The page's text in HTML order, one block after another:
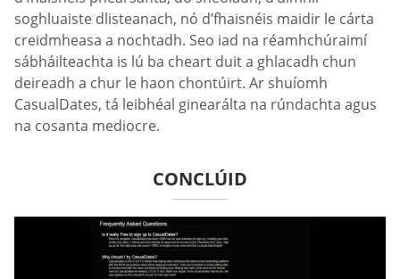
soghluaiste dlisteanach, nó d’fhaisnéis maidir le cárta
creidmheasa a nochtadh. Seo iad na réamhchúraimí
sábháilteachta is lú ba cheart duit a ghlacadh chun
deireadh a chur le haon chontúirt. Ar shuíomh
СasualDates, tá leibhéal ginearálta na rúndachta agus
na cosanta mediocre.
CONCLÚID